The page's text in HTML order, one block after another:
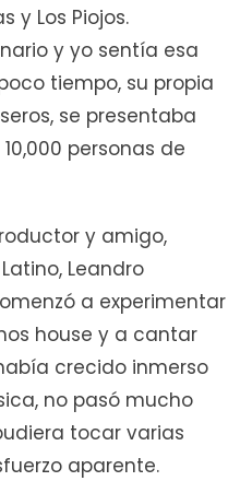
y Los Piojos.
y yo sentía esa
tiempo, su propia
se presentaba
personas de
y amigo,
Leandro
a experimentar
house y a cantar
crecido inmerso
no pasó mucho
tocar varias
aparente.